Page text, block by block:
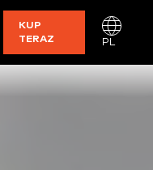
KUP
TERAZ
PL